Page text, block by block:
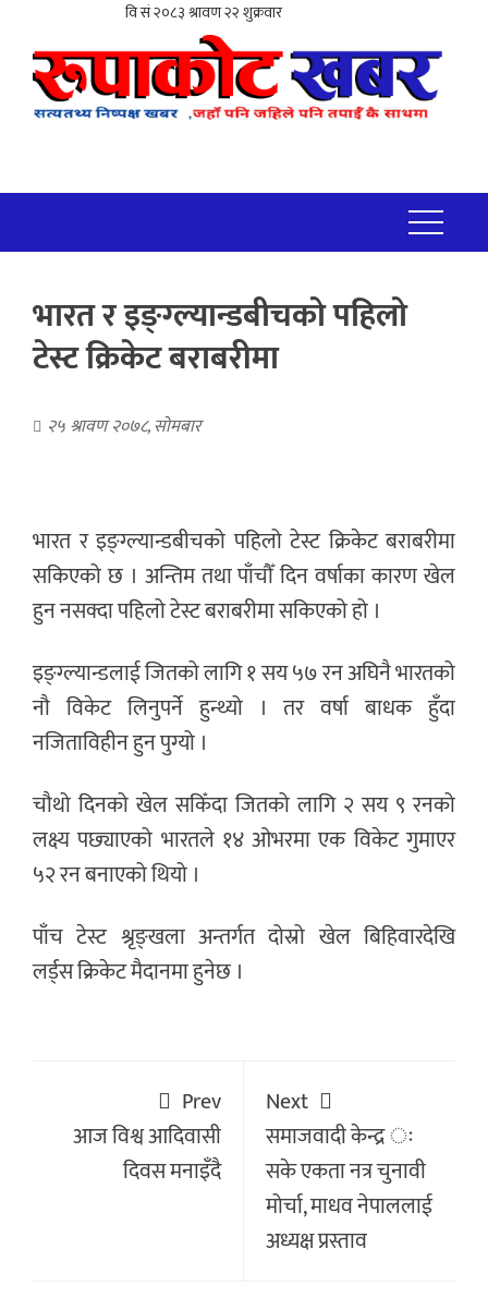
भारत र इङ्ग्ल्यान्डबीचको पहिलो
टेस्ट क्रिकेट बराबरीमा
२५ श्रावण २०७८, सोमबार
भारत र इङ्ग्ल्यान्डबीचको पहिलो टेस्ट क्रिकेट बराबरीमा
सकिएको छ । अन्तिम तथा पाँचौँ दिन वर्षाका कारण खेल
हुन नसक्दा पहिलो टेस्ट बराबरीमा सकिएको हो ।
इङ्ग्ल्यान्डलाई जितको लागि १ सय ५७ रन अघिनै भारतको
नौ विकेट लिनुपर्ने हुन्थ्यो । तर वर्षा बाधक हुँदा
नजिताविहीन हुन पुग्यो ।
चौथो दिनको खेल सकिँदा जितको लागि २ सय ९ रनको
लक्ष्य पछ्याएको भारतले १४ ओभरमा एक विकेट गुमाएर
५२ रन बनाएको थियो ।
‍पाँच टेस्ट श्रृङ्खला अन्तर्गत दोस्रो खेल बिहिवारदेखि
लर्ड्स क्रिकेट मैदानमा हुनेछ ।
Prev
आज विश्व आदिवासी
दिवस मनाइँदै
Next
समाजवादी केन्द्र ः
सके एकता नत्र चुनावी
मोर्चा, माधव नेपाललाई
अध्यक्ष प्रस्ताव